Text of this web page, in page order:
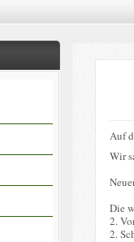
Auf
Wir
Die
2.
2.